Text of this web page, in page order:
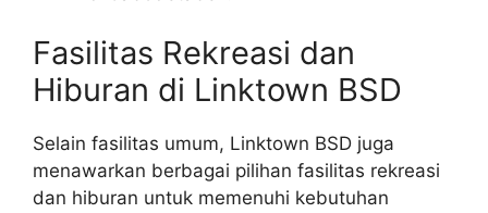
Fasilitas Rekreasi dan
Hiburan di Linktown BSD
Selain fasilitas umum, Linktown BSD juga
menawarkan berbagai pilihan fasilitas rekreasi
dan hiburan untuk memenuhi kebutuhan